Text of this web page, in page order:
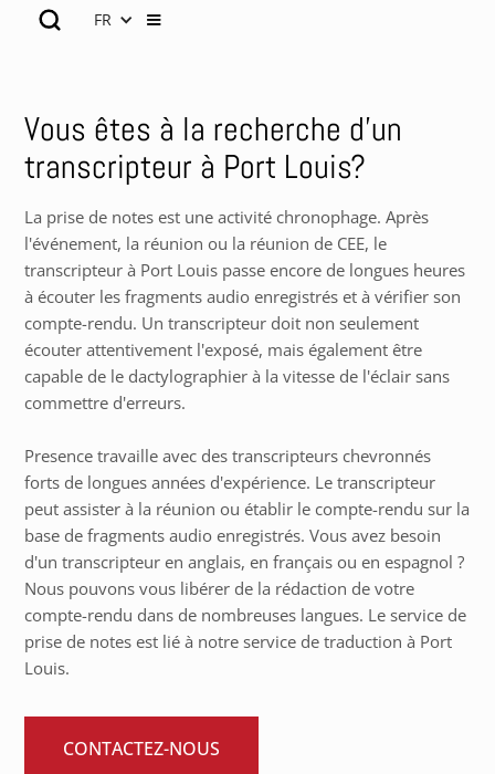
FR
Vous êtes à la recherche d’un
transcripteur à Port Louis?
La prise de notes est une activité chronophage. Après
l'événement, la réunion ou la réunion de CEE, le
transcripteur à Port Louis passe encore de longues heures
à écouter les fragments audio enregistrés et à vérifier son
compte-rendu. Un transcripteur doit non seulement
écouter attentivement l'exposé, mais également être
capable de le dactylographier à la vitesse de l'éclair sans
commettre d'erreurs.
Presence travaille avec des transcripteurs chevronnés
forts de longues années d'expérience. Le transcripteur
peut assister à la réunion ou établir le compte-rendu sur la
base de fragments audio enregistrés. Vous avez besoin
d'un transcripteur en anglais, en français ou en espagnol ?
Nous pouvons vous libérer de la rédaction de votre
compte-rendu dans de nombreuses langues. Le service de
prise de notes est lié à notre service de traduction à Port
Louis.
CONTACTEZ-NOUS